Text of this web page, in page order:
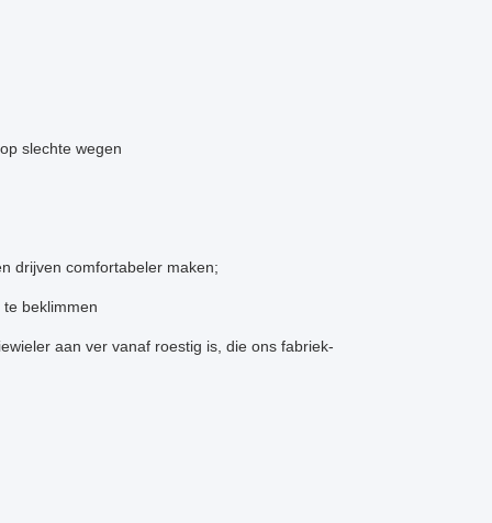
slechte wegen
drijven comfortabeler maken;
beklimmen
aan ver vanaf roestig is, die ons fabriek-